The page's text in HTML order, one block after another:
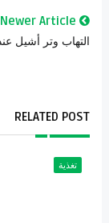
Newer Article
التهاب وتر أشيل
RELATED POST
تغذية